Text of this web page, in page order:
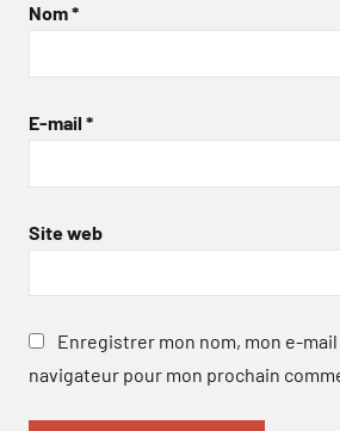
Nom*
E-mail *
Site web
Enregistrer mon nom, mon e-
navigateur pour mon prochain